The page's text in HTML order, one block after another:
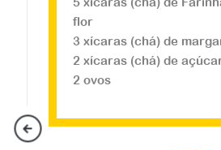
Doces
Donuts
Gotas de
...
flor
3 xícaras (chá) de
2 xícaras (chá) de
2 ovos